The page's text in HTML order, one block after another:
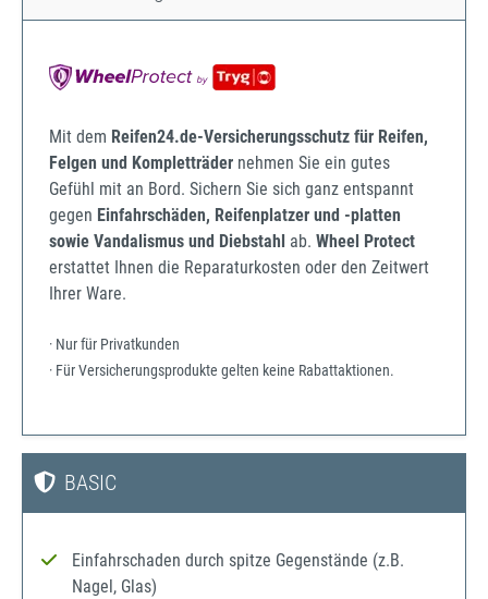
Mit dem Reifen24.de-Versicherungsschutz für Reifen,
Felgen und Kompletträder nehmen Sie ein gutes
Gefühl mit an Bord. Sichern Sie sich ganz entspannt
gegen Einfahrschäden, Reifenplatzer und -platten
sowie Vandalismus und Diebstahl ab. Wheel Protect
erstattet Ihnen die Reparaturkosten oder den Zeitwert
Ihrer Ware.
· Nur für Privatkunden
· Für Versicherungsprodukte gelten keine Rabattaktionen.
BASIC
Einfahrschaden durch spitze Gegenstände (z.B.
Nagel, Glas)